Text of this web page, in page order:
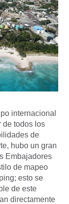
internacional
de todos los
de
hubo un gran
Embajadores
de mapeo
esto se
de este
directamente